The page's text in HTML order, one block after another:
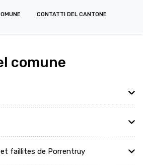
CONTATTI DEL CANTONE
comune
faillites de Porrentruy